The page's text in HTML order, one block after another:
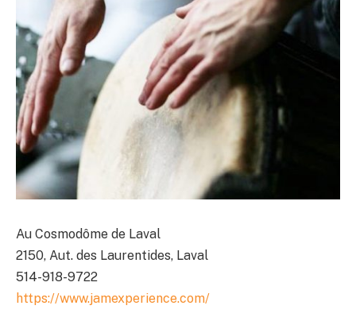
Au Cosmodôme de Laval
2150, Aut. des Laurentides, Laval
514-918-9722
https://www.jamexperience.com/